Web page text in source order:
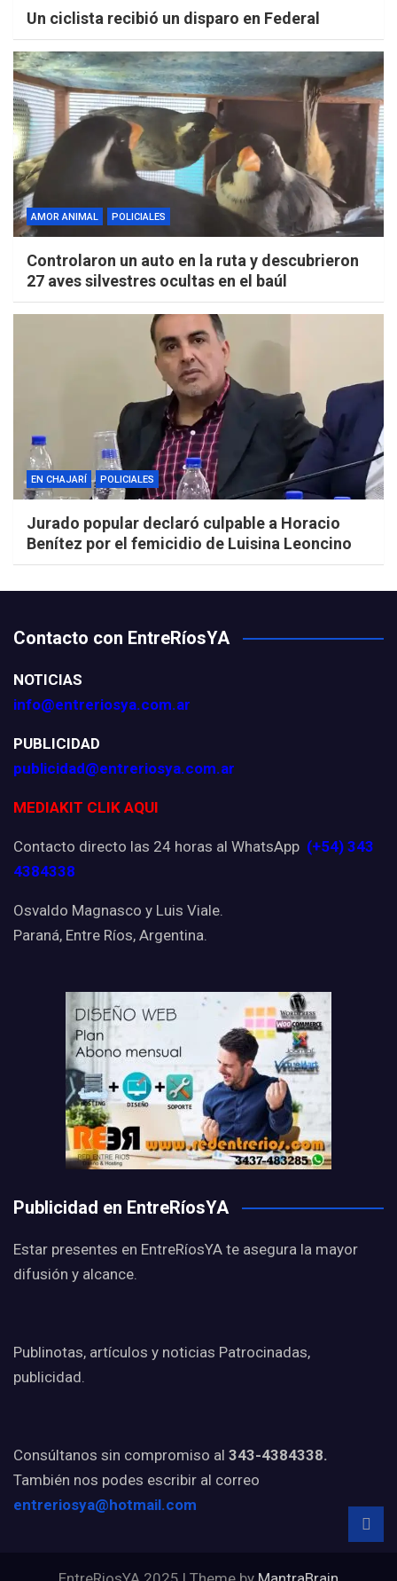
Un ciclista recibió un disparo en Federal
AMOR ANIMAL POLICIALES
Controlaron un auto en la ruta y descubrieron
27 aves silvestres ocultas en el baúl
EN CHAJARÍ POLICIALES
Jurado popular declaró culpable a Horacio
Benítez por el femicidio de Luisina Leoncino
Contacto con EntreRíosYA
NOTICIAS
info@entreriosya.com.ar
PUBLICIDAD
publicidad@entreriosya.com.ar
MEDIAKIT CLIK AQUI
Contacto directo las 24 horas al WhatsApp (+54) 343
4384338
Osvaldo Magnasco y Luis Viale.
Paraná, Entre Ríos, Argentina.
Publicidad en EntreRíosYA
Estar presentes en EntreRíosYA te asegura la mayor
difusión y alcance.
Publinotas, artículos y noticias Patrocinadas,
publicidad.
Consúltanos sin compromiso al 343-4384338.
También nos podes escribir al correo
entreriosya@hotmail.com